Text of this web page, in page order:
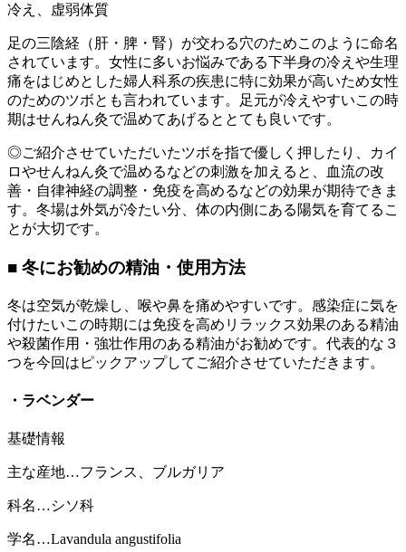
冷え、虚弱体質
足の三陰経（肝・脾・腎）が交わる穴のためこのように命名
されています。女性に多いお悩みである下半身の冷えや生理
痛をはじめとした婦人科系の疾患に特に効果が高いため女性
のためのツボとも言われています。足元が冷えやすいこの時
期はせんねん灸で温めてあげるととても良いです。
◎ご紹介させていただいたツボを指で優しく押したり、カイ
ロやせんねん灸で温めるなどの刺激を加えると、血流の改
善・自律神経の調整・免疫を高めるなどの効果が期待できま
す。冬場は外気が冷たい分、体の内側にある陽気を育てるこ
とが大切です。
■ 冬にお勧めの精油・使用方法
冬は空気が乾燥し、喉や鼻を痛めやすいです。感染症に気を
付けたいこの時期には免疫を高めリラックス効果のある精油
や殺菌作用・強壮作用のある精油がお勧めです。代表的な３
つを今回はピックアップしてご紹介させていただきます。
・ラベンダー
基礎情報
主な産地…フランス、ブルガリア
科名…シソ科
学名…Lavandula angustifolia